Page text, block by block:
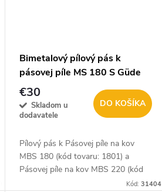
Bimetalový pílový pás k
pásovej píle MS 180 S Güde
1805
€30
Skladom u
dodavatele
DO KOŠÍKA
Pílový pás k Pásovej píle na kov
MBS 180 (kód tovaru: 1801) a
Pásovej píle na kov MBS 220 (kód
tovaru: 1807) na rezanie materiálu
Kód: 31404